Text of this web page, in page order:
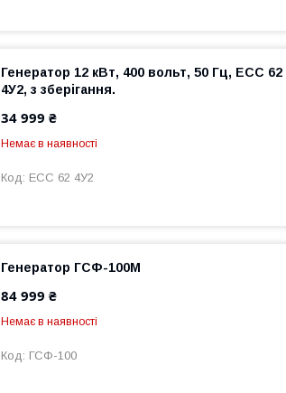
Генератор 12 кВт, 400 вольт, 50 Гц, ECC 62
4У2, з зберігання.
34 999 ₴
Немає в наявності
ЕСС 62 4У2
Генератор ГСФ-100М
84 999 ₴
Немає в наявності
ГСФ-100